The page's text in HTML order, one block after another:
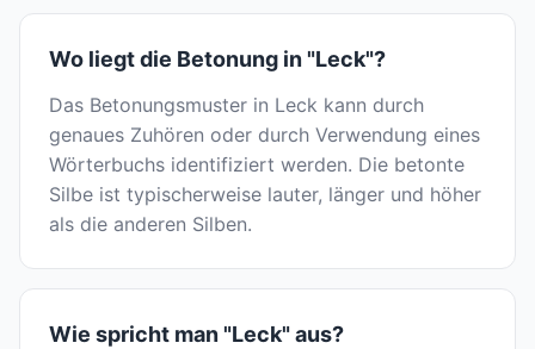
Wo liegt die Betonung in "Leck"?
Das Betonungsmuster in Leck kann durch
genaues Zuhören oder durch Verwendung eines
Wörterbuchs identifiziert werden. Die betonte
Silbe ist typischerweise lauter, länger und höher
als die anderen Silben.
Wie spricht man "Leck" aus?